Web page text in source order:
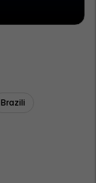
Brazili